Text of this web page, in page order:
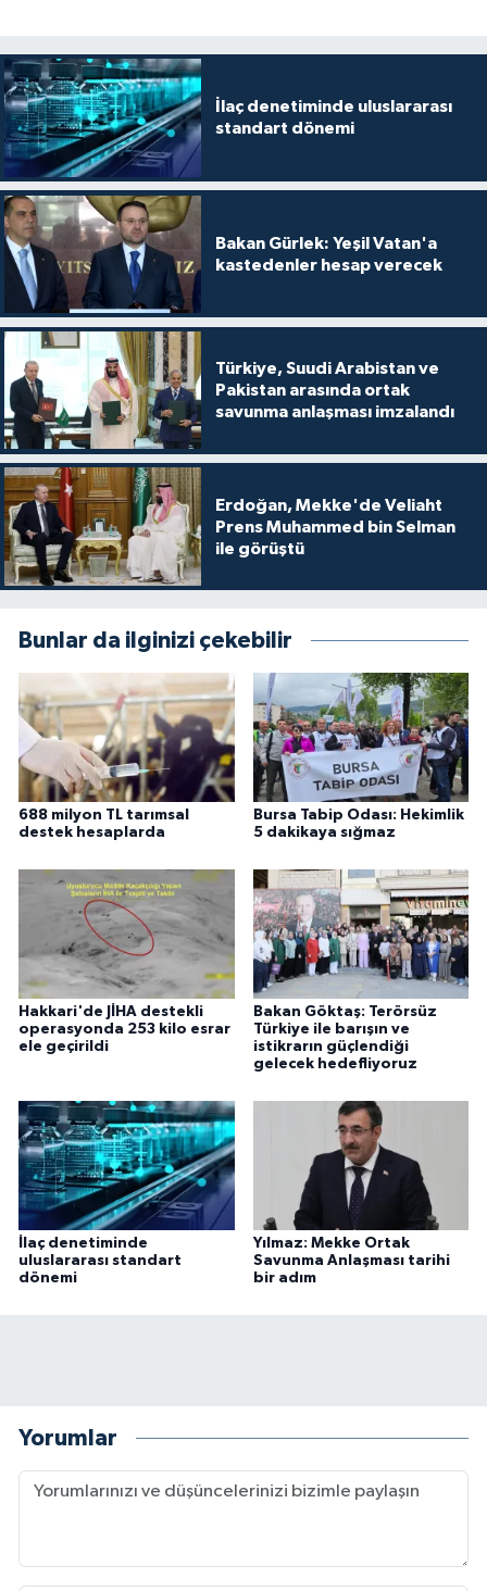
İlaç denetiminde uluslararası
standart dönemi
Bakan Gürlek: Yeşil Vatan'a
kastedenler hesap verecek
Türkiye, Suudi Arabistan ve
Pakistan arasında ortak
savunma anlaşması imzalandı
Erdoğan, Mekke'de Veliaht
Prens Muhammed bin Selman
ile görüştü
Bunlar da ilginizi çekebilir
688 milyon TL tarımsal
destek hesaplarda
Bursa Tabip Odası: Hekimlik
5 dakikaya sığmaz
Hakkari'de JİHA destekli
operasyonda 253 kilo esrar
ele geçirildi
Bakan Göktaş: Terörsüz
Türkiye ile barışın ve
istikrarın güçlendiği
gelecek hedefliyoruz
İlaç denetiminde
uluslararası standart
dönemi
Yılmaz: Mekke Ortak
Savunma Anlaşması tarihi
bir adım
Yorumlar